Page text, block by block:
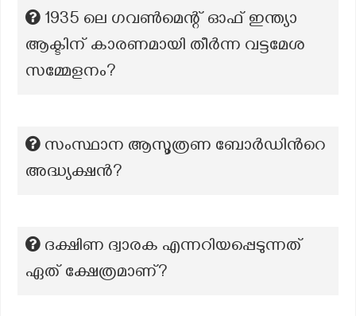
1935 ലെ ഗവൺമെന്റ് ഓഫ് ഇന്ത്യാ
ആക്ടിന് കാരണമായി തീർന്ന വട്ടമേശ
സമ്മേളനം?
സംസ്ഥാന ആസൂത്രണ ബോർഡിന്‍റെ
അദ്ധ്യക്ഷൻ?
ദക്ഷിണ ദ്വാരക എന്നറിയപ്പെടുന്നത്
ഏത് ക്ഷേത്രമാണ്?